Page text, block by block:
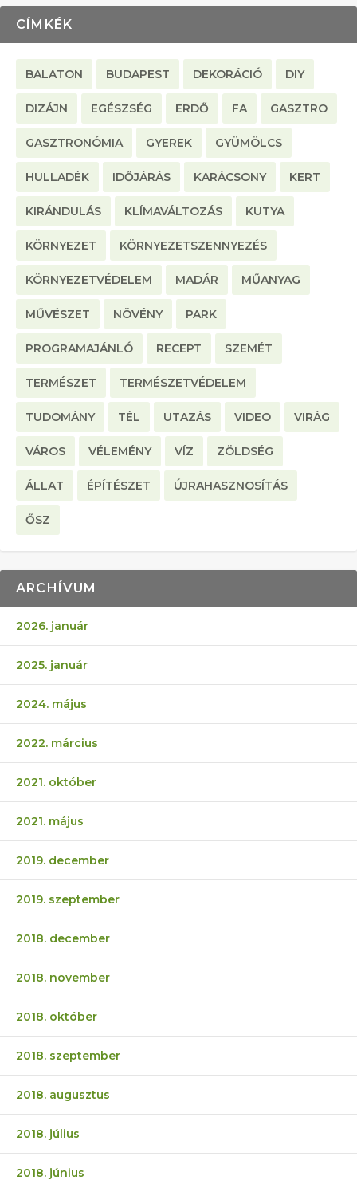
CÍMKÉK
BALATON BUDAPEST DEKORÁCIÓ DIY
DIZÁJN EGÉSZSÉG ERDŐ FA GASZTRO
GASZTRONÓMIA GYEREK GYÜMÖLCS
HULLADÉK IDŐJÁRÁS KARÁCSONY KERT
KIRÁNDULÁS KLÍMAVÁLTOZÁS KUTYA
KÖRNYEZET KÖRNYEZETSZENNYEZÉS
KÖRNYEZETVÉDELEM MADÁR MŰANYAG
MŰVÉSZET NÖVÉNY PARK
PROGRAMAJÁNLÓ RECEPT SZEMÉT
TERMÉSZET TERMÉSZETVÉDELEM
TUDOMÁNY TÉL UTAZÁS VIDEO VIRÁG
VÁROS VÉLEMÉNY VÍZ ZÖLDSÉG
ÁLLAT ÉPÍTÉSZET ÚJRAHASZNOSÍTÁS
ŐSZ
ARCHÍVUM
2026. január
2025. január
2024. május
2022. március
2021. október
2021. május
2019. december
2019. szeptember
2018. december
2018. november
2018. október
2018. szeptember
2018. augusztus
2018. július
2018. június